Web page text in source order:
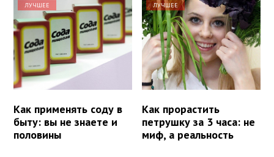
ЛУЧШЕЕ
Как применять соду в
быту: вы не знаете и
половины
ЛУЧШЕЕ
Как прорастить
петрушку за 3 часа: не
миф, а реальность